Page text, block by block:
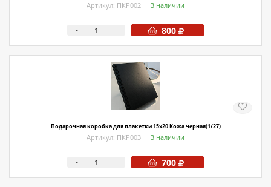
Политика конфиденциальности
Артикул: ПКР002 В наличии
- + 800
Подарочная коробка для плакетки 15х20 Кожа черная(1/27)
Артикул: ПКР003 В наличии
- + 700